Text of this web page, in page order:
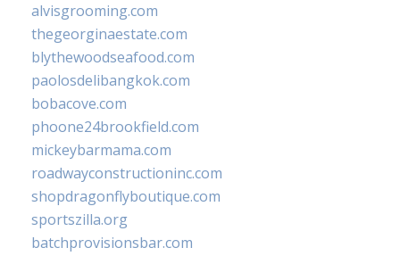
alvisgrooming.com
thegeorginaestate.com
blythewoodseafood.com
paolosdelibangkok.com
bobacove.com
phoone24brookfield.com
mickeybarmama.com
roadwayconstructioninc.com
shopdragonflyboutique.com
sportszilla.org
batchprovisionsbar.com